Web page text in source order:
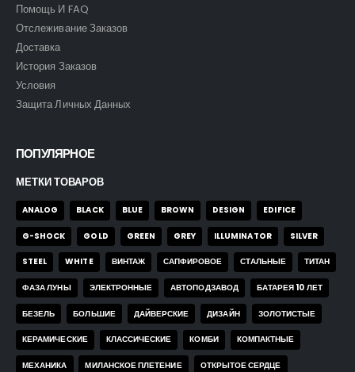
Помощь И FAQ
Отслеживание Заказов
Доставка
История Заказов
Условия
Защита Личных Данных
ПОПУЛЯРНОЕ
МЕТКИ ТОВАРОВ
ANALOG BLACK BLUE BROWN DESIGN EDIFICE
G-SHOCK GOLD GREEN GREY ILLUMINATOR SILVER
STEEL WHITE ВИНТАЖ САПФИРОВОЕ СТАЛЬНЫЕ ТИТАН
ФАЗА ЛУНЫ ЭЛЕКТРОННЫЕ АВТОПОДЗАВОД БАТАРЕЯ 10 ЛЕТ
БЕЗЕЛЬ БОЛЬШИЕ ДАЙВЕРСКИЕ ДИЗАЙН ЗОЛОТИСТЫЕ
КЕРАМИЧЕСКИЕ КЛАССИЧЕСКИЕ КОМБИ КОМПАКТНЫЕ
МЕХАНИКА МИЛАНСКОЕ ПЛЕТЕНИЕ ОТКРЫТОЕ СЕРДЦЕ